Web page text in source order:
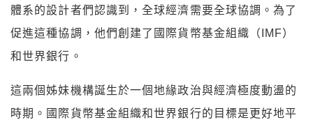
體系的設計者們認識到，全球經濟需要全球協調。為了
促進這種協調，他們創建了國際貨幣基金組織（IMF）
和世界銀行。
這兩個姊妹機構誕生於一個地緣政治與經濟極度動盪的
時期。國際貨幣基金組織和世界銀行的目標是更好地平